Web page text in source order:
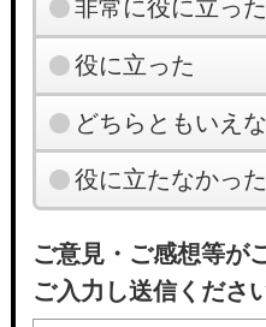
非常に役に立った
役に立った
どちらともいえ
役に立たなかった
ご意見・ご感想等が
ご入力し送信くださ